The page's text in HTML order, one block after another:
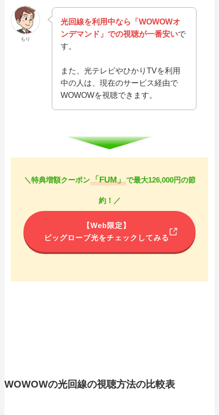
もり
光回線を利用中なら「WOWOWオ
ンデマンド」での視聴が一番安いで
す。
また、光テレビやひかりTVを利用
中の人は、現在のサービス経由で
WOWOWを視聴できます。
＼特典増額クーポン 「FUM」 で最大126,000円の節
約！／
【Web限定】
ビッグローブ光をチェックしてみる
WOWOWの光回線の視聴方法の比較表